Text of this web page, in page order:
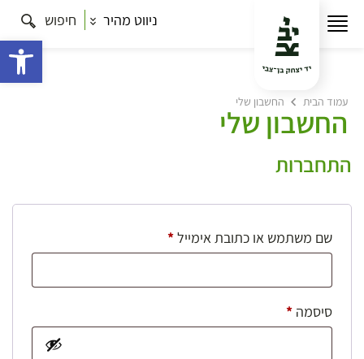
ניווט מהיר חיפוש
עמוד הבית החשבון שלי
החשבון שלי
התחברות
שם משתמש או כתובת אימייל*חובה
סיסמה *חובה